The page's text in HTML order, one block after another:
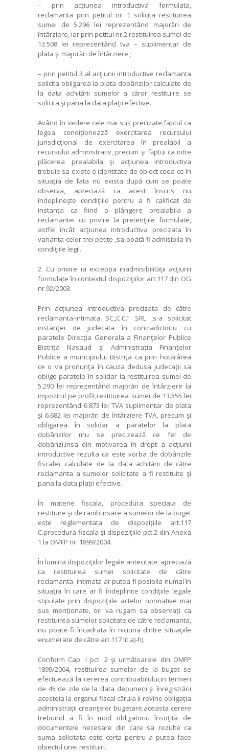
– prin acţiunea introductiva formulata,
reclamanta prin petitul nr. 1 solicita restituirea
sumei de 5.296 lei reprezentând majorări de
întârziere, iar prin petitul nr.2 restituirea sumei de
13.508 lei reprezentând tva – suplimentar de
plata şi majorări de întârziere ;
– prin petitul 3 al acţiunii introductive reclamanta
solicita obligarea la plata dobânzilor calculate de
la data achitării sumelor a căror restituire se
solicita şi pana la data plaţii efective.
Având în vedere cele mai sus precizate,faptul ca
legea condiţionează exercitarea recursului
jurisdicţional de exercitarea în prealabil a
recursului administrativ, precum şi făptui ca intre
plăcerea prealabila şi acţiunea introductiva
trebuie sa existe o identitate de obiect ceea ce în
situaţia de fata nu exista după cum se poate
observa, apreciază ca acest înscris nu
îndeplineşte condiţiile pentru a fi calificat de
instanţa ca fiind o plângere prealabila a
reclamantei cu privire la pretenţiile formulate,
astfel încât acţiunea introductiva precizata în
varianta celor trei petite ,sa poată fi admisibila în
condiţiile legii.
2. Cu privire ia excepţia inadmisibilităţii acţiunii
formulate în contextul dispoziţiilor art.117 din OG
nr.92/2003.
Prin acţiunea introductiva precizata de către
reclamanta-intimata SC„C.C.” SRL ,s-a solicitat
instanţei de judecata în contradictoriu cu
paratele Direcţia Generala a Finanţelor Publice
Bistriţa Nasaud şi Administraţia Finanţelor
Publice a municipiului Bistriţa ca prin hotărârea
ce o va pronunţa în cauza dedusa judecaţii sa
oblige paratele în solidar la restituirea sumei de
5.290 lei reprezentând majorări de întârziere la
impozitul pe profit,restituirea sumei de 13.555 lei
reprezentând 6.873 lei TVA suplimentar de plata
şi 6.682 lei majorări de întârziere TVA, precum şi
obligarea în solidar a paratelor la plata
dobânzilor (nu se precizează ce fel de
dobânzi,insa din motivarea în drept a acţiunii
introductive rezulta ca este vorba de dobânzile
fiscale) .calculate de la data achitării de către
reclamanta a sumelor solicitate a fi restituite şi
pana la data plaţii efective.
În materie fiscala, procedura speciala de
restituire şi de rambursare a sumelor de la buget
este reglementata de dispoziţiile art.117
C.procedura fiscala şi dispoziţiile pct.2 din Anexa
1 la OMFP nr. 1899/2004.
În lumina dispoziţiilor legale antecitate, apreciază
ca restituirea sumei solicitate de către
reclamanta- intimata ar putea fi posibila numai în
situaţia în care ar fi îndeplinite condiţiile legale
stipulate prin dispoziţiile actelor normative mai
sus menţionate, ori va rugam sa observaţi ca
restituirea sumelor solicitate de către reclamanta,
nu poate fi încadrata în niciuna dintre situaţiile
enumerate de către art.117 lit.a)-h).
Conform Cap. l pct. 2 şi următoarele din OMFP
1899/2004, restituirea sumelor de la buget se
efectuează la cererea contribuabilului,in termen
de 45 de zile de la data depunerii şi înregistrării
acesteia la organul fiscal căruia ii revine obligaţia
administraţii creanţelor bugetare,aceasta cerere
trebuind a fi în mod obligatoriu însoţita de
documentele necesare din care sa rezulte ca
suma solicitata este certa pentru a putea face
obiectul unei restituiri.